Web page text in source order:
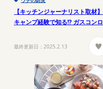
【キッチンジャーナリスト取材】
キャンプ経験で知る!? ガスコンロ
最終更新日： 2025.2.13